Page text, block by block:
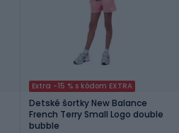
Extra -15 % s kódom EXTRA
Detské šortky New Balance
French Terry Small Logo double
bubble